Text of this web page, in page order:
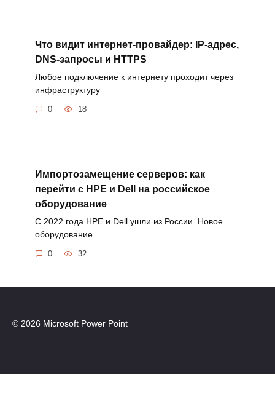
Что видит интернет-провайдер: IP-адрес,
DNS-запросы и HTTPS
Любое подключение к интернету проходит через
инфраструктуру
0 18
Импортозамещение серверов: как
перейти с HPE и Dell на российское
оборудование
С 2022 года HPE и Dell ушли из России. Новое
оборудование
0 32
© 2026 Microsoft Power Point